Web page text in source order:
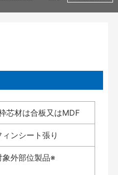
芯材は合板又はMDF
ィンシート張り
象外部位製品※